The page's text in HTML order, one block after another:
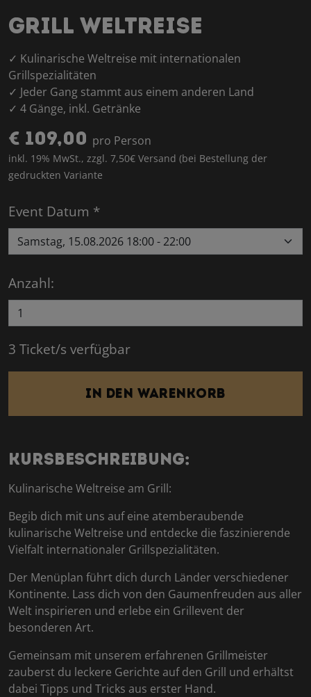
Grill Weltreise
✓ Kulinarische Weltreise mit internationalen
Grillspezialitäten
✓ Jeder Gang stammt aus einem anderen Land
✓ 4 Gänge, inkl. Getränke
€ 109,00 pro Person
inkl. 19% MwSt., zzgl. 7,50€ Versand (bei Bestellung der
gedruckten Variante
Event Datum *
Anzahl:
3 Ticket/s verfügbar
In den Warenkorb
Kursbeschreibung:
Kulinarische Weltreise am Grill:
Begib dich mit uns auf eine atemberaubende
kulinarische Weltreise und entdecke die faszinierende
Vielfalt internationaler Grillspezialitäten.
Der Menüplan führt dich durch Länder verschiedener
Kontinente. Lass dich von den Gaumenfreuden aus aller
Welt inspirieren und erlebe ein Grillevent der
besonderen Art.
Gemeinsam mit unserem erfahrenen Grillmeister
zauberst du leckere Gerichte auf den Grill und erhältst
dabei Tipps und Tricks aus erster Hand.